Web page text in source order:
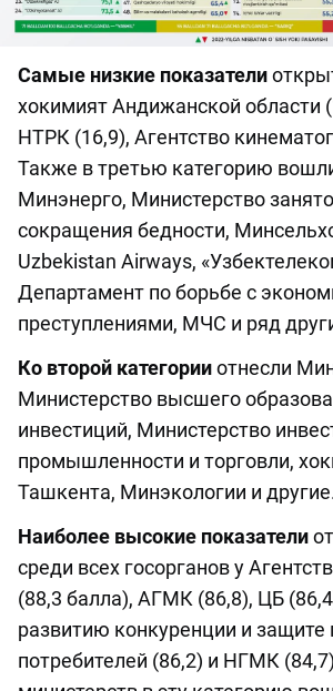
Самые низкие показатели
хокимият Андижанской области
НТРК (16,9), Агентство
Также в третью категорию
Минэнерго, Министерство
сокращения бедности,
Uzbekistan Airways,
Департамент по борьбе с
преступлениями, МЧС и ряд
Ко второй категорииотнесли
Министерство высшего
инвестиций, Министерство
промышленности и торговли,
Ташкента, Минэкологии и
Наиболее высокие показатели
среди всех госорганов у
(88,3 балла), АГМК (86,8), ЦБ
развитию конкуренции и защите
потребителей (86,2) и НГМК